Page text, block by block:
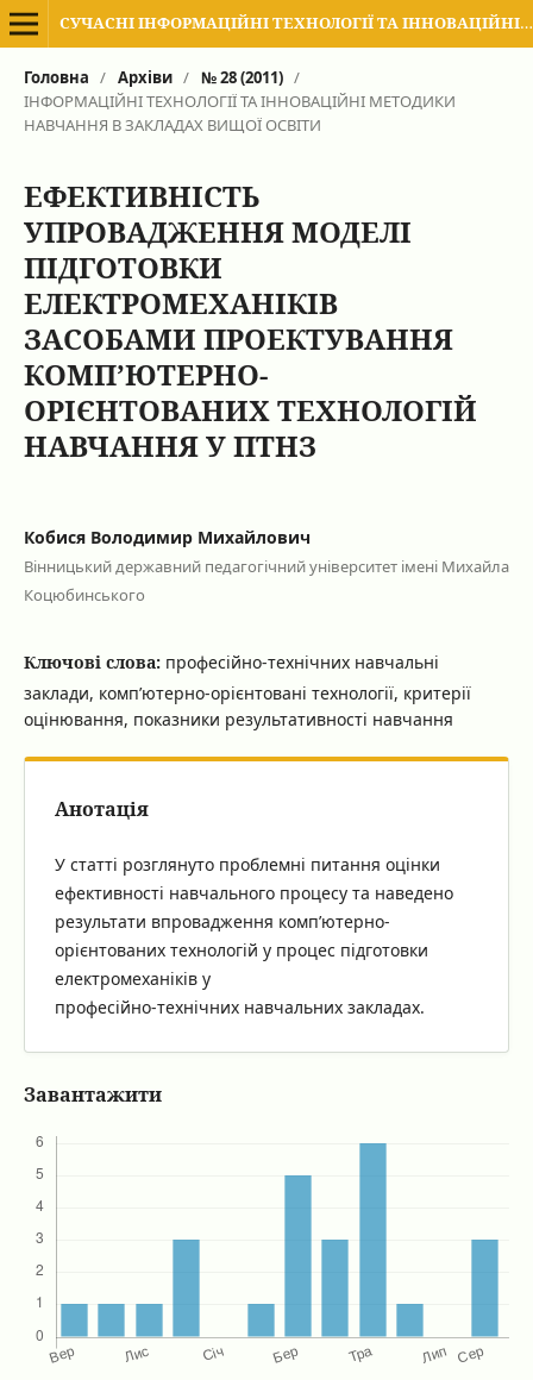
СУЧАСНІ ІНФОРМАЦІЙНІ ТЕХНОЛОГІЇ ТА ІННОВАЦІЙНІ МЕТОДИКИ НАВЧАННЯ В ПІДГОТОВЦІ ФАХІВЦІВ: МЕТОДОЛОГІЯ, ТЕОРІЯ, ДОСВІД, ПРОБЛЕМИ
Головна / Архіви / № 28 (2011) /
ІНФОРМАЦІЙНІ ТЕХНОЛОГІЇ ТА ІННОВАЦІЙНІ МЕТОДИКИ
НАВЧАННЯ В ЗАКЛАДАХ ВИЩОЇ ОСВІТИ
ЕФЕКТИВНІСТЬ
УПРОВАДЖЕННЯ МОДЕЛІ
ПІДГОТОВКИ
ЕЛЕКТРОМЕХАНІКІВ
ЗАСОБАМИ ПРОЕКТУВАННЯ
КОМП’ЮТЕРНО-
ОРІЄНТОВАНИХ ТЕХНОЛОГІЙ
НАВЧАННЯ У ПТНЗ
Кобися Володимир Михайлович
Вінницький державний педагогічний університет імені Михайла
Коцюбинського
Ключові слова: професійно-технічних навчальні
заклади, комп’ютерно-орієнтовані технології, критерії
оцінювання, показники результативності навчання
Анотація
У статті розглянуто проблемні питання оцінки
ефективності навчального процесу та наведено
результати впровадження комп’ютерно-
орієнтованих технологій у процес підготовки
електромеханіків у
професійно-технічних навчальних закладах.
Завантажити